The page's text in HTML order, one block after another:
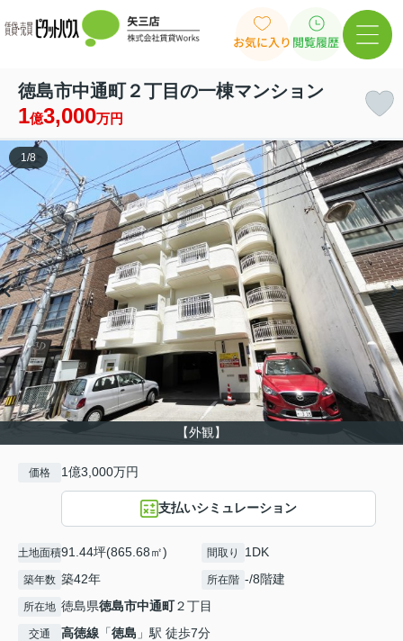
お気に入り 閲覧履歴
徳島市中通町２丁目の一棟マンション
1億3,000万円
【外観】
1/8
価格 1億3,000万円
支払いシミュレーション
土地面積91.44坪(865.68㎡) 間取り 1DK
築年数 築42年 所在階 -/8階建
所在地 徳島県徳島市中通町２丁目
交通 高徳線 「徳島 」駅 徒歩7分